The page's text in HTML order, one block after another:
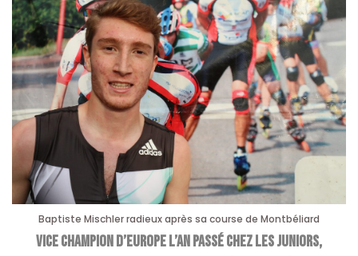
Baptiste Mischler radieux après sa course de Montbéliard
Vice champion d’Europe l’an passé chez les juniors,